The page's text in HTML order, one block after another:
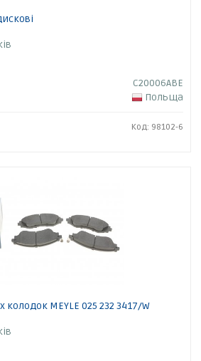
C20006ABE
Польща
Код: 98102-6
MEYLE 025 232 3417/W